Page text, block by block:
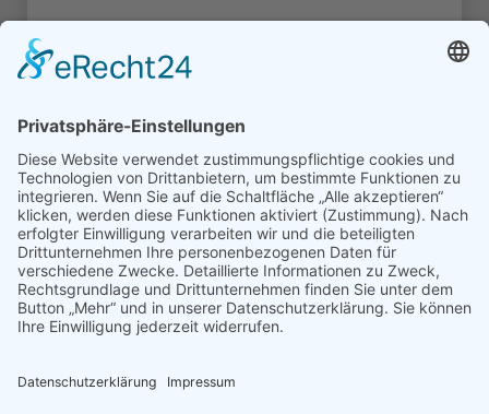
Turniere Extern
Turniere in Templin
Turniere Nordmans CUP